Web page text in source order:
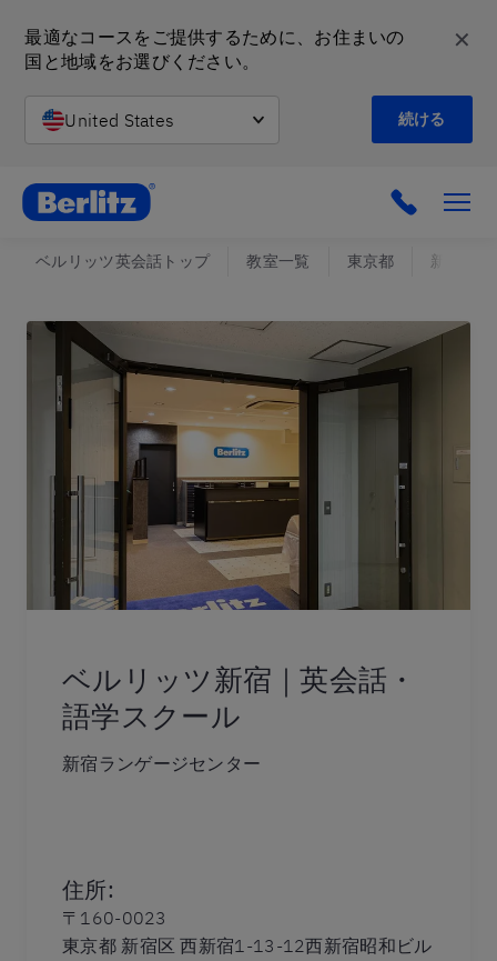
最適なコースをご提供するために、お住まいの
国と地域をお選びください。
United States 続ける
✕
英会話教室と語学スクール | ベルリッツ
ベルリッツ英会話トップ 教室一覧 東京都 新宿
ベルリッツ新宿｜英会話・
語学スクール
新宿ランゲージセンター
住所:
〒160-0023
東京都 新宿区 西新宿1-13-12西新宿昭和ビル